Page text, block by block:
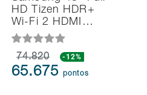
HD Tizen HDR+
Wi-Fi 2 HDMI…
74.820 -12%
65.675pontos